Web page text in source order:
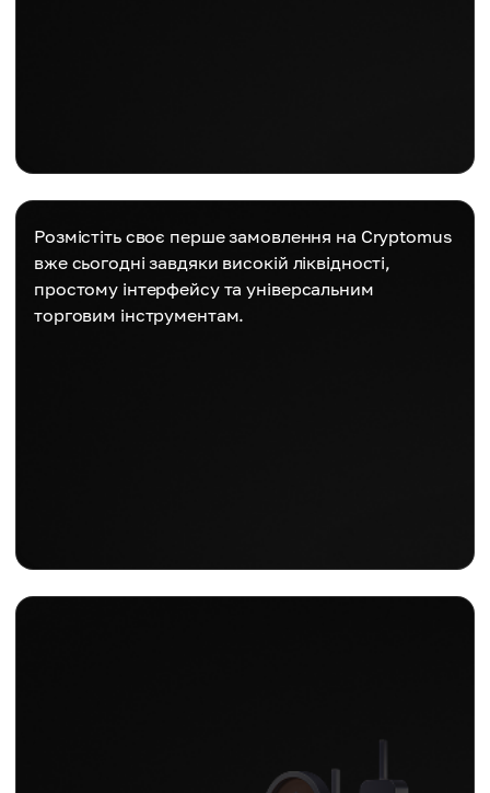
Розмістіть своє перше замовлення на Cryptomus
вже сьогодні завдяки високій ліквідності,
простому інтерфейсу та універсальним
торговим інструментам.